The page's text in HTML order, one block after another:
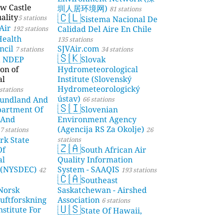
Castle
5 stations
192 stations
7 stations
of
And
Of
7 stations
State
42
For
圳人居环境网) 81 stations
🇨🇱Sistema Nacional De
Calidad Del Aire En Chile
135 stations
SJVAir.com 34 stations
🇸🇰Slovak
Hydrometeorological
Institute (Slovenský
Hydrometeorologický
ústav) 66 stations
🇸🇮Slovenian
Environment Agency
(Agencija RS Za Okolje) 26
stations
🇿🇦South African Air
Quality Information
System - SAAQIS 193 stations
🇨🇦Southeast
Saskatchewan - Airshed
Association 6 stations
🇺🇸State Of Hawaii,